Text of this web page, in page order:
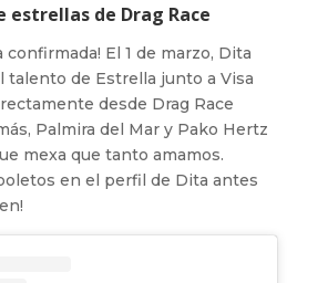
estrellas de Drag Race
confirmada! El 1 de marzo, Dita
talento de Estrella junto a Visa
desde Drag Race
Palmira del Mar y Pako Hertz
mexa que tanto amamos.
en el perfil de Dita antes